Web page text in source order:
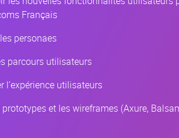
Français
personaes
parcours utilisateurs
l’expérience utilisateurs
prototypes et les wireframes (Axure,